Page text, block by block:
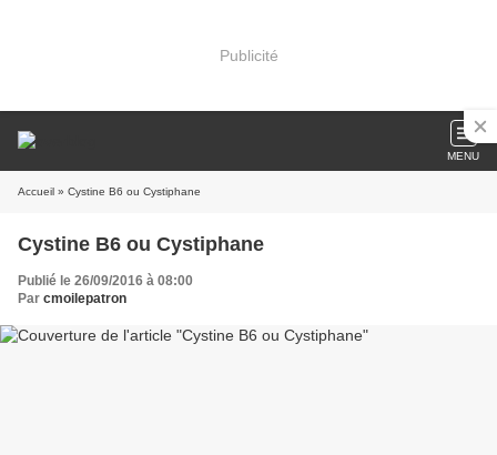
Publicité
MENU
Accueil » Cystine B6 ou Cystiphane
Cystine B6 ou Cystiphane
Publié le 26/09/2016 à 08:00
Par cmoilepatron